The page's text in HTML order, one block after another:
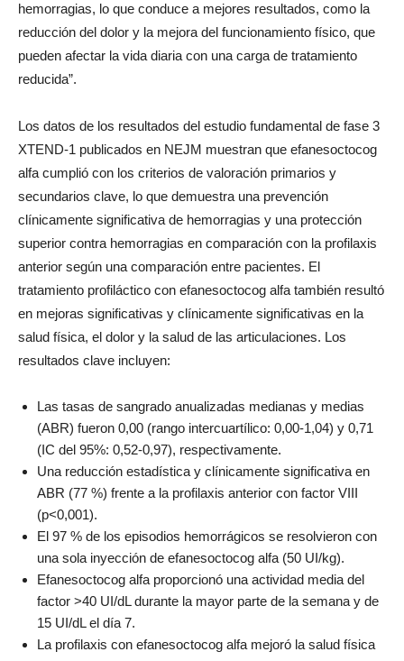
hemorragias, lo que conduce a mejores resultados, como la
reducción del dolor y la mejora del funcionamiento físico, que
pueden afectar la vida diaria con una carga de tratamiento
reducida”.
Los datos de los resultados del estudio fundamental de fase 3
XTEND-1 publicados en NEJM muestran que efanesoctocog
alfa cumplió con los criterios de valoración primarios y
secundarios clave, lo que demuestra una prevención
clínicamente significativa de hemorragias y una protección
superior contra hemorragias en comparación con la profilaxis
anterior según una comparación entre pacientes. El
tratamiento profiláctico con efanesoctocog alfa también resultó
en mejoras significativas y clínicamente significativas en la
salud física, el dolor y la salud de las articulaciones. Los
resultados clave incluyen:
Las tasas de sangrado anualizadas medianas y medias
(ABR) fueron 0,00 (rango intercuartílico: 0,00-1,04) y 0,71
(IC del 95%: 0,52-0,97), respectivamente.
Una reducción estadística y clínicamente significativa en
ABR (77 %) frente a la profilaxis anterior con factor VIII
(p<0,001).
El 97 % de los episodios hemorrágicos se resolvieron con
una sola inyección de efanesoctocog alfa (50 UI/kg).
Efanesoctocog alfa proporcionó una actividad media del
factor >40 UI/dL durante la mayor parte de la semana y de
15 UI/dL el día 7.
La profilaxis con efanesoctocog alfa mejoró la salud física